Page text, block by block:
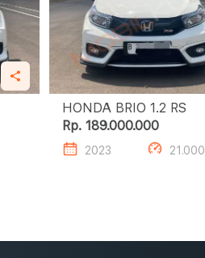
HONDA BRIO 1.2 RS
Rp. 189.000.000
2023 21.000